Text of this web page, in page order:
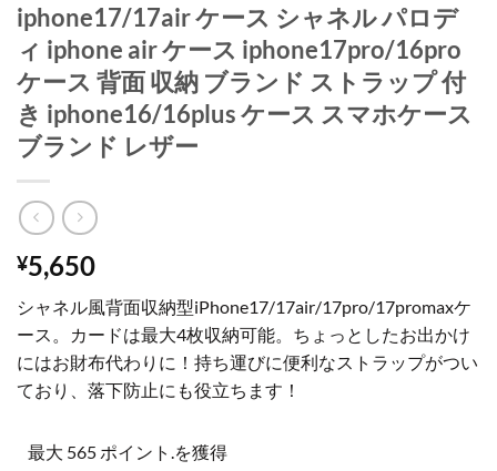
iphone17/17air ケース シャネル パロデ
ィ iphone air ケース iphone17pro/16pro
ケース 背面 収納 ブランド ストラップ 付
き iphone16/16plus ケース スマホケース
ブランド レザー
¥5,650
シャネル風背面収納型iPhone17/17air/17pro/17promaxケ
ース。カードは最大4枚収納可能。ちょっとしたお出かけ
にはお財布代わりに！持ち運びに便利なストラップがつい
ており、落下防止にも役立ちます！
最大 565 ポイント.を獲得